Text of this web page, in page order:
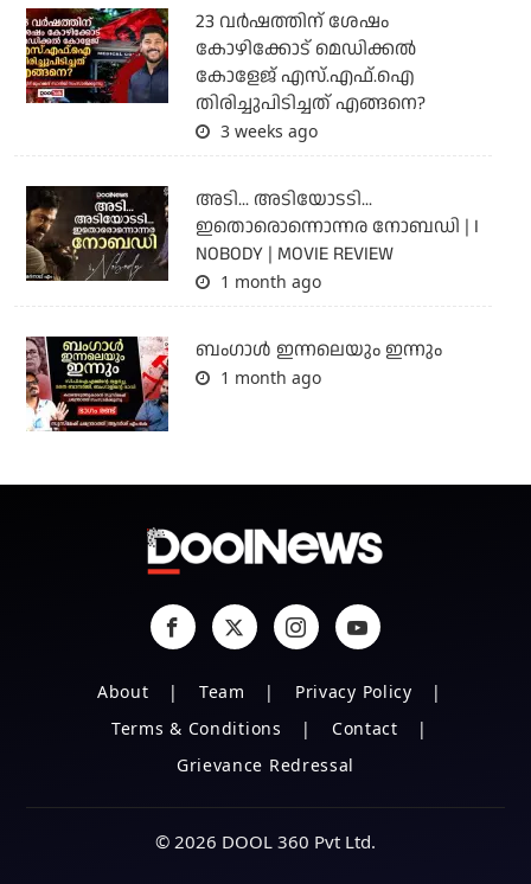
23 വർഷത്തിന് ശേഷം
കോഴിക്കോട് മെഡിക്കൽ
കോളേജ് എസ്.എഫ്.ഐ
തിരിച്ചുപിടിച്ചത് എങ്ങനെ?
3 weeks ago
അടി... അടിയോടടി...
ഇതൊരൊന്നൊന്നര നോബഡി | I
NOBODY | MOVIE REVIEW
1 month ago
ബംഗാള്‍ ഇന്നലെയും ഇന്നും
1 month ago
About Team
Privacy Policy
Terms & Conditions
Contact
Grievance Redressal
© 2026 DOOL 360 Pvt Ltd.